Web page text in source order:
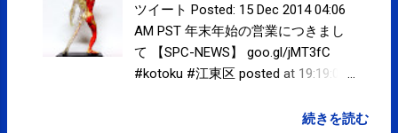
予定 ≫ 当院での施術は医療費控除の
対象となります。領収書が必要な方
はお申し出下さい。 領収書の発行に
つきまして ≫ やってます！ 選挙割
グ・パフォーマンスアップに
ツイート Posted: 15 Dec 2014 04:06
AM PST 年末年始の営業につきまし
て 【SPC-NEWS】 goo.gl/jMT3fC
#kotoku #江東区 posted at 19:19:00
続きを読む